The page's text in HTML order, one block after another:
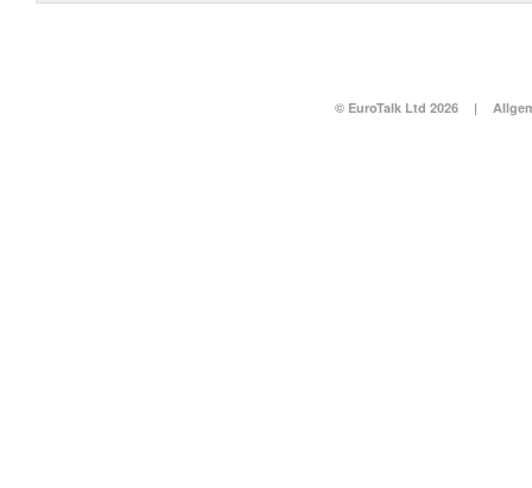
© EuroTalk Ltd 2026 |